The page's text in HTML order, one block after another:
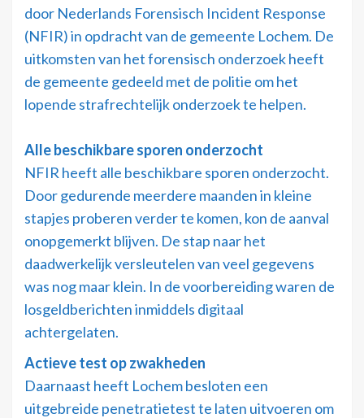
door Nederlands Forensisch Incident Response
(NFIR) in opdracht van de gemeente Lochem. De
uitkomsten van het forensisch onderzoek heeft
de gemeente gedeeld met de politie om het
lopende strafrechtelijk onderzoek te helpen.
Alle beschikbare sporen onderzocht
NFIR heeft alle beschikbare sporen onderzocht.
Door gedurende meerdere maanden in kleine
stapjes proberen verder te komen, kon de aanval
onopgemerkt blijven. De stap naar het
daadwerkelijk versleutelen van veel gegevens
was nog maar klein. In de voorbereiding waren de
losgeldberichten inmiddels digitaal
achtergelaten.
Actieve test op zwakheden
Daarnaast heeft Lochem besloten een
uitgebreide penetratietest te laten uitvoeren om